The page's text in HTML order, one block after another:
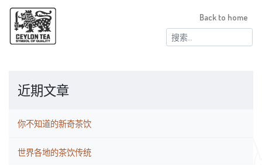
搜
索：
Back to home
近期文章
你不知道的新奇茶饮
世界各地的茶饮传统